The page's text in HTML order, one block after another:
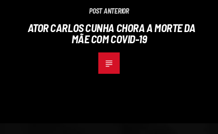
POST ANTERIOR
ATOR CARLOS CUNHA CHORA A MORTE DA
MÃE COM COVID-19